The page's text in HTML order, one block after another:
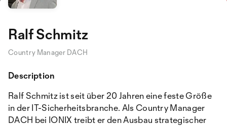
Ralf Schmitz
Country Manager DACH
Description
Ralf Schmitz ist seit über 20 Jahren eine feste Größe
in der IT-Sicherheitsbranche. Als Country Manager
DACH bei IONIX treibt er den Ausbau strategischer